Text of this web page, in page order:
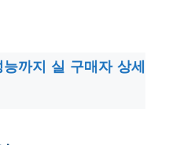
까지 실 구매자 상세